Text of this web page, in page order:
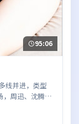
95:06
线并进，类型
，周迅、沈腾、
结尾留白引发